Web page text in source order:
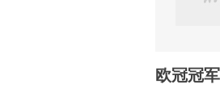
欧冠冠